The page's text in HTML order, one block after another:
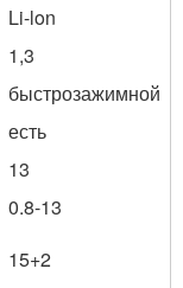
Li-lon
1,3
быстрозажимной
есть
13
0.8-13
15+2